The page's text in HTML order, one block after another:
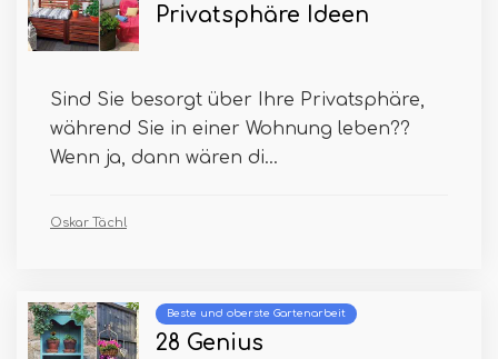
Privatsphäre Ideen
Sind Sie besorgt über Ihre Privatsphäre,
während Sie in einer Wohnung leben??
Wenn ja, dann wären di...
Oskar Tächl
Beste und oberste Gartenarbeit
28 Genius